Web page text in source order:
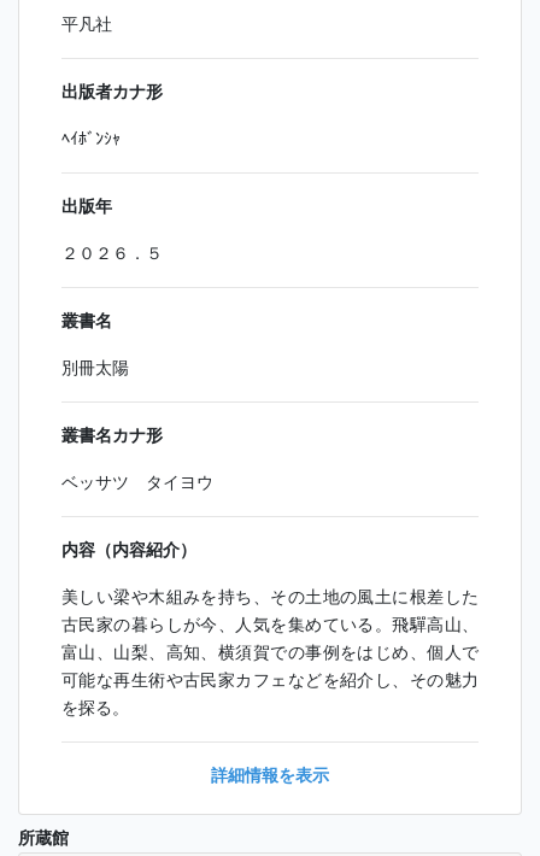
平凡社
出版者カナ形
ﾍｲﾎﾞﾝｼｬ
出版年
２０２６．５
叢書名
別冊太陽
叢書名カナ形
ベッサツ タイヨウ
内容（内容紹介）
美しい梁や木組みを持ち、その土地の風土に根差した
古民家の暮らしが今、人気を集めている。飛驒高山、
富山、山梨、高知、横須賀での事例をはじめ、個人で
可能な再生術や古民家カフェなどを紹介し、その魅力
を探る。
詳細情報を表示
所蔵館